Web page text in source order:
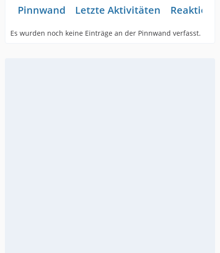
Pinnwand Letzte Aktivitäten
Es wurden noch keine Einträge an der Pinnwand verfasst.